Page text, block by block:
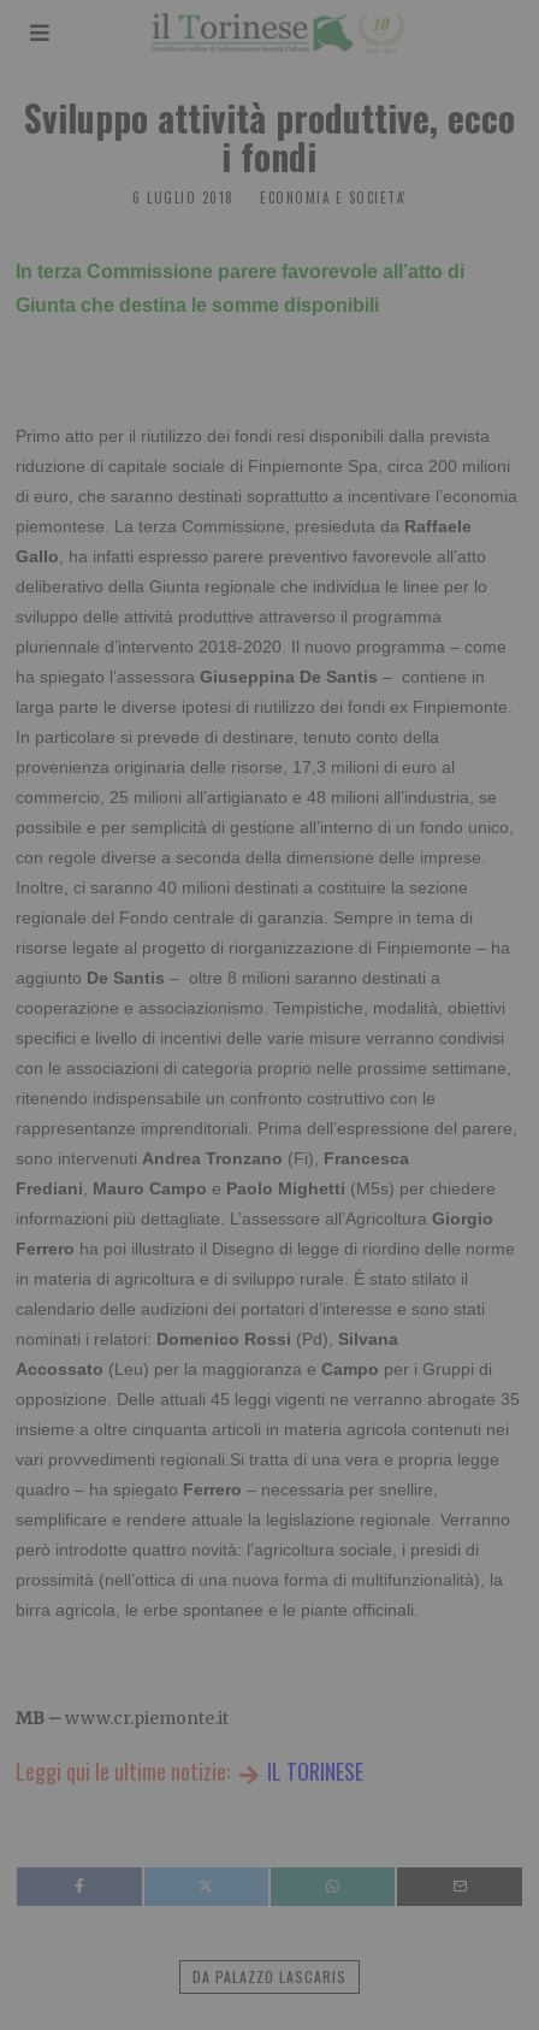
Sviluppo attività produttive, ecco
i fondi
6 LUGLIO 2018 ECONOMIA E SOCIETA'
In terza Commissione parere favorevole all’atto di
Giunta che destina le somme disponibili
Primo atto per il riutilizzo dei fondi resi disponibili dalla prevista
riduzione di capitale sociale di Finpiemonte Spa, circa 200 milioni
di euro, che saranno destinati soprattutto a incentivare l’economia
piemontese. La terza Commissione, presieduta da Raffaele
Gallo , ha infatti espresso parere preventivo favorevole all’atto
deliberativo della Giunta regionale che individua le linee per lo
sviluppo delle attività produttive attraverso il programma
pluriennale d’intervento 2018-2020. Il nuovo programma – come
ha spiegato l’assessoraGiuseppina De Santis – contiene in
larga parte le diverse ipotesi di riutilizzo dei fondi ex Finpiemonte.
In particolare si prevede di destinare, tenuto conto della
provenienza originaria delle risorse, 17,3 milioni di euro al
commercio, 25 milioni all’artigianato e 48 milioni all’industria, se
possibile e per semplicità di gestione all’interno di un fondo unico,
con regole diverse a seconda della dimensione delle imprese.
Inoltre, ci saranno 40 milioni destinati a costituire la sezione
regionale del Fondo centrale di garanzia. Sempre in tema di
risorse legate al progetto di riorganizzazione di Finpiemonte – ha
aggiunto De Santis– oltre 8 milioni saranno destinati a
cooperazione e associazionismo. Tempistiche, modalità, obiettivi
specifici e livello di incentivi delle varie misure verranno condivisi
con le associazioni di categoria proprio nelle prossime settimane,
ritenendo indispensabile un confronto costruttivo con le
rappresentanze imprenditoriali. Prima dell’espressione del parere,
sono intervenuti Andrea Tronzano (Fi), Francesca
Frediani
Mauro Campo e Paolo Mighetti (M5s) per chiedere
informazioni più dettagliate. L’assessore all’AgricolturaGiorgio
Ferrero ha poi illustrato il Disegno di legge di riordino delle norme
in materia di agricoltura e di sviluppo rurale. È stato stilato il
calendario delle audizioni dei portatori d’interesse e sono stati
nominati i relatori: Domenico Rossi (Pd), Silvana
Accossato (Leu) per la maggioranza eCampo per i Gruppi di
opposizione. Delle attuali 45 leggi vigenti ne verranno abrogate 35
insieme a oltre cinquanta articoli in materia agricola contenuti nei
vari provvedimenti regionali.Si tratta di una vera e propria legge
quadro – ha spiegato Ferrero – necessaria per snellire,
semplificare e rendere attuale la legislazione regionale.Verranno
però introdotte quattro novità: l’agricoltura sociale, i presidi di
prossimità (nell’ottica di una nuova forma di multifunzionalità), la
birra agricola, le erbe spontanee e le piante officinali.
MB –www.cr.piemonte.it
Leggi qui le ultime notizie: IL TORINESE
DA PALAZZO LASCARIS